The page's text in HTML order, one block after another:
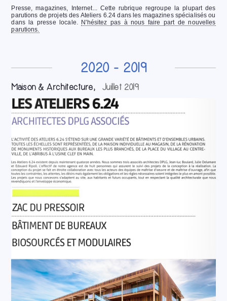
Presse, magazines, Internet... Cette rubrique regroupe la plupart des
parutions de projets des Ateliers 6.24 dans les magazines spécialisés ou
dans la presse locale.
N'hésitez pas à nous faire part de nouvelles
parutions.
2020 - 2019
Maison & Architecture, Juillet 2019